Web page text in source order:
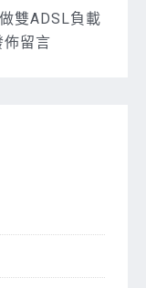
雙ADSL負載
佈留言